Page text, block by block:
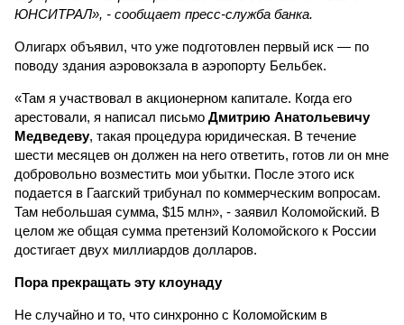
ЮНСИТРАЛ», - сообщает пресс-служба банка.
Олигарх объявил, что уже подготовлен первый иск — по
поводу здания аэровокзала в аэропорту Бельбек.
«Там я участвовал в акционерном капитале. Когда его
арестовали, я написал письмо Дмитрию Анатольевичу
Медведеву, такая процедура юридическая. В течение
шести месяцев он должен на него ответить, готов ли он мне
добровольно возместить мои убытки. После этого иск
подается в Гаагский трибунал по коммерческим вопросам.
Там небольшая сумма, $15 млн», - заявил Коломойский. В
целом же общая сумма претензий Коломойского к России
достигает двух миллиардов долларов.
Пора прекращать эту клоунаду
Не случайно и то, что синхронно с Коломойским в